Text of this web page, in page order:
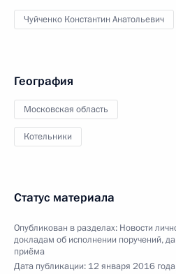
Чуйченко Константин Анатольевич
География
Московская область
Котельники
Статус материала
Опубликован в разделах: Новости
докладам об исполнении поручений,
приёма
Дата публикации: 12 января 2016